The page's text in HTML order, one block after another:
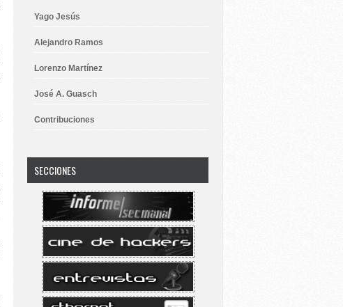
Yago Jesús
Alejandro Ramos
Lorenzo Martínez
José A. Guasch
Contribuciones
SECCIONES